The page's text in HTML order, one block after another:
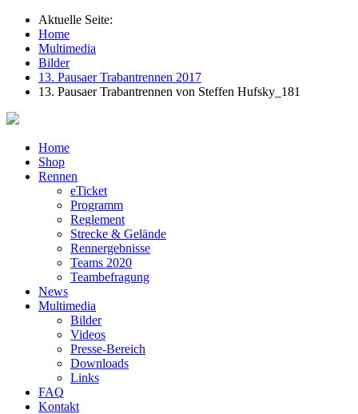
Aktuelle Seite:
Home
Multimedia
Bilder
13. Pausaer Trabantrennen 2017
13. Pausaer Trabantrennen von Steffen Hufsky_181
Home
Shop
Rennen
eTicket
Programm
Reglement
Strecke & Gelände
Rennergebnisse
Teams 2020
Teambefragung
News
Multimedia
Bilder
Videos
Presse-Bereich
Downloads
Links
FAQ
Kontakt